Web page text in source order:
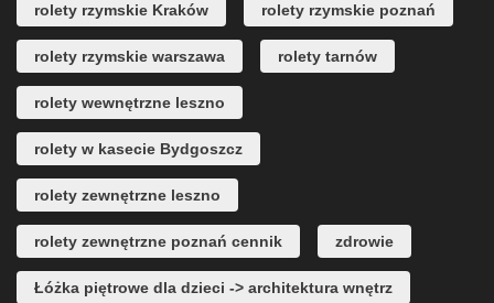
rolety rzymskie Kraków rolety rzymskie poznań
rolety rzymskie warszawa rolety tarnów
rolety wewnętrzne leszno
rolety w kasecie Bydgoszcz
rolety zewnętrzne leszno
rolety zewnętrzne poznań cennik zdrowie
Łóżka piętrowe dla dzieci -> architektura wnętrz